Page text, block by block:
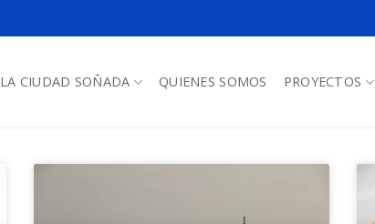
LA CIUDAD SOÑADA QUIENES SOMOS PROYECTOS